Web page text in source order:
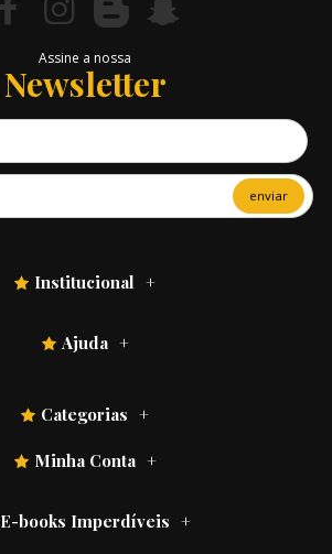
Assine a nossa
Newsletter
enviar
Institucional
Ajuda
Categorias
Minha Conta
E-books Imperdíveis